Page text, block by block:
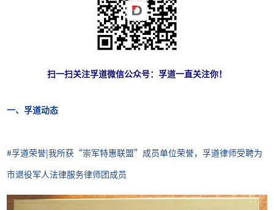
扫一扫关注孚道微信公众号： 孚道一直关注你！
一、孚道动态
#孚道荣誉|我所获“崇军特惠联盟”成员单位荣誉，孚道律师受聘为
市退役军人法律服务律师团成员